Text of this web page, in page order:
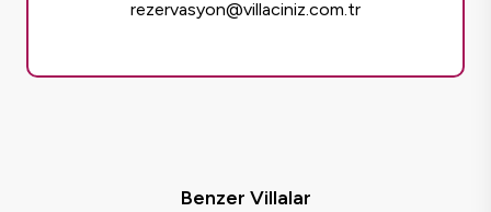
rezervasyon@villaciniz.com.tr
Benzer Villalar